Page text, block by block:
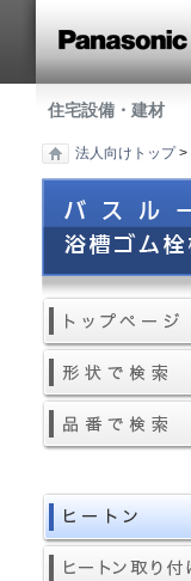
住宅設備・建材
法人向けトップ>